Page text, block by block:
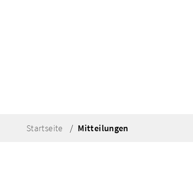
Startseite Mitteilungen